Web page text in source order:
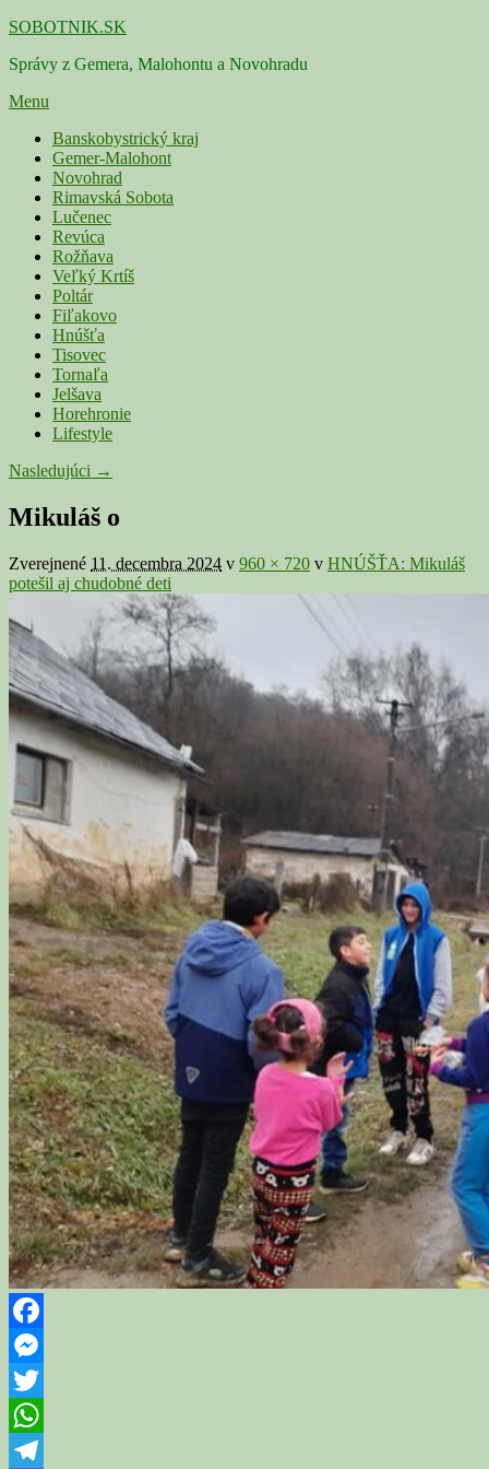
Skip
content
SOBOTNIK.SK
Správy z Gemera, Malohontu a Novohradu
Menu
Primárne
menu
Banskobystrický kraj
Gemer-Malohont
Novohrad
Rimavská Sobota
Lučenec
Revúca
Rožňava
Veľký Krtíš
Poltár
Fiľakovo
Hnúšťa
Tisovec
Tornaľa
Jelšava
Horehronie
Lifestyle
Navigácia
galérii
Nasledujúci →
Mikuláš o
Zverejnené 11. decembra 2024 v 960 × 720 v HNÚŠŤA: Mikuláš
potešil aj chudobné deti
Facebook
Messenger
Twitter
WhatsApp